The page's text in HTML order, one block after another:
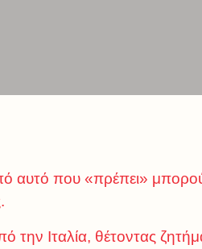
αυτό που «πρέπει»
την Ιταλία, θέτοντας